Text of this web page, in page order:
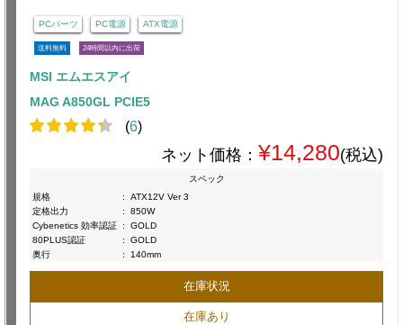
PCパーツ PC電源 ATX電源
送料無料 24時間以内に出荷
MSI エムエスアイ
MAG A850GL PCIE5
(6)
ネット価格： ¥14,280(税込)
スペック
規格
:
ATX12V Ver 3
定格出力
:
850W
Cybenetics 効率認証 :
GOLD
80PLUS認証
:
GOLD
奥行
: 140mm
在庫状況
在庫あり